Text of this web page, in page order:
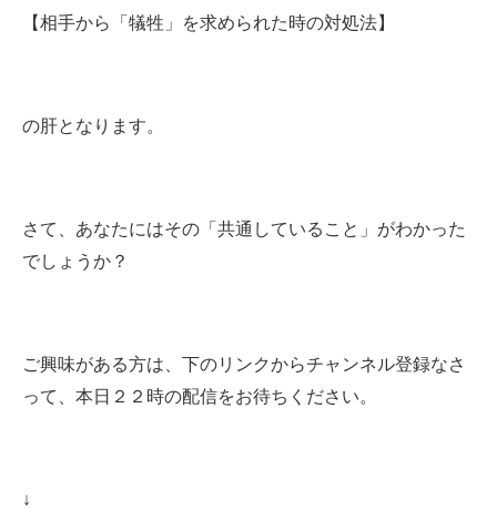
【相手から「犠牲」を求められた時の対処法】
の肝となります。
さて、あなたにはその「共通していること」がわかった
でしょうか？
ご興味がある方は、下のリンクからチャンネル登録なさ
って、本日 ２２時の配信をお待ちください。
↓